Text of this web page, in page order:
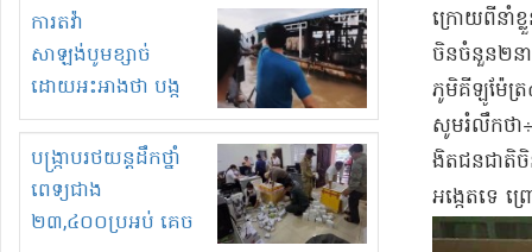
រត់ឌុបហើយ
ការតវ៉ា
សាឡង់បូមខ្សាច់
ដោយអះអាងថា បង្ក
បាក់ច្រាំងទន្លេ និង
រំខានទាំងយប់ទាំងថ្ងៃ
បង្ក្រាបរថយន្តដឹកថ្នាំ
ពេទ្យជាង
២៣,៤០០ប្រអប់ គេច
ក្រោយពី​នាំខ្
ចិន​ចំនួន​២​នា
ភូមិ​គីឡូម៉ែត្រ​
សូម​រំលឹកថា​÷​
ងិ​ត​ជន​ជាតិចិ
អង្កេត​ទេ